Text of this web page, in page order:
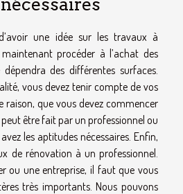
une idée sur les travaux à
procéder à l’achat des
des différentes surfaces.
vous devez tenir compte de vos
raison, que vous devez commencer
être fait par un professionnel ou
les aptitudes nécessaires. Enfin,
de rénovation à un professionnel.
ou une entreprise, il faut que vous
très importants. Nous pouvons